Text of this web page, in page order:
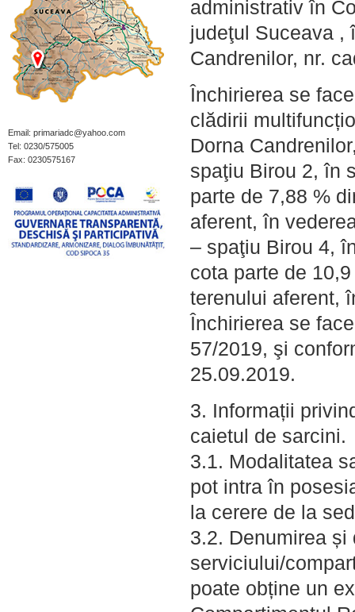
Email: primariadc@yahoo.com
Tel: 0230/575005
Fax: 0230575167
administrativ în
judeţul Suceava ,
Candrenilor, nr.
Închirierea se
clădirii
Dorna
spaţiu Birou 2, în
parte de 7,88 %
aferent, în
– spaţiu Birou 4,
cota parte de
terenului aferent,
Închirierea se
57/2019, şi
25.09.2019.
3. Informații
caietul de sarcini.
3.1. Modalitatea
pot intra în
la cerere de la
3.2. Denumirea
serviciului/
poate obține un